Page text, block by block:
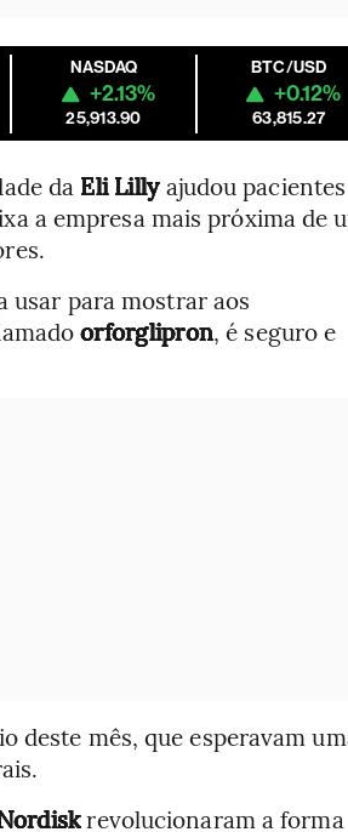
NASDAQ
+2.13%
25,913.90
BTC/USD
+0.12%
63,815.27
da Eli Lillyajudou pacientes
a empresa mais próxima de
usar para mostrar aos
orforglipron, é seguro e
deste mês, que esperavam
revolucionaram a forma